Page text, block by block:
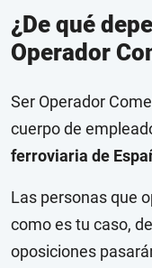
¿De qué
Operador
Ser Operador
cuerpo de
ferroviaria de
Las personas que
como es tu caso,
oposiciones